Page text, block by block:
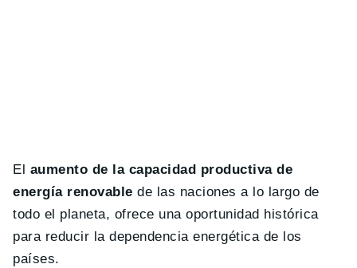
El aumento de la capacidad productiva de
energía renovable de las naciones a lo largo de
todo el planeta, ofrece una oportunidad histórica
para reducir la dependencia energética de los
países.